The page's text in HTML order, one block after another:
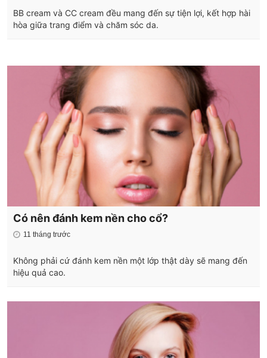
BB cream và CC cream đều mang đến sự tiện lợi, kết hợp hài
hòa giữa trang điểm và chăm sóc da.
Có nên đánh kem nền cho cổ?
11 tháng trước
Không phải cứ đánh kem nền một lớp thật dày sẽ mang đến
hiệu quả cao.